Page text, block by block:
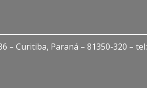
– Curitiba, Paraná – 81350-320 – tel: